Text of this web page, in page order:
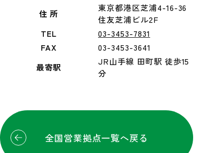
住 所
東京都港区芝浦4-16-36
住友芝浦ビル2F
TEL
03-3453-7831
FAX
03-3453-3641
最寄駅
JR山手線 田町駅 徒歩15
分
全国営業拠点一覧へ戻る